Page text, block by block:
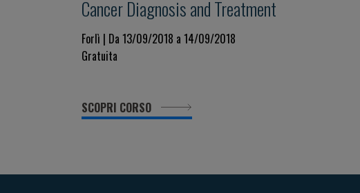
Cancer Diagnosis and Treatment
Forlì | Da 13/09/2018 a 14/09/2018
Gratuita
SCOPRI CORSO